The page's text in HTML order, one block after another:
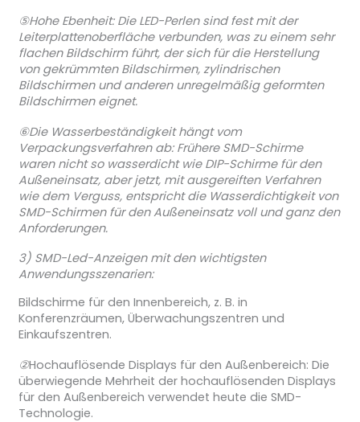
⑤Hohe Ebenheit: Die LED-Perlen sind fest mit der
Leiterplattenoberfläche verbunden, was zu einem sehr
flachen Bildschirm führt, der sich für die Herstellung
von gekrümmten Bildschirmen, zylindrischen
Bildschirmen und anderen unregelmäßig geformten
Bildschirmen eignet.
⑥Die Wasserbeständigkeit hängt vom
Verpackungsverfahren ab: Frühere SMD-Schirme
waren nicht so wasserdicht wie DIP-Schirme für den
Außeneinsatz, aber jetzt, mit ausgereiften Verfahren
wie dem Verguss, entspricht die Wasserdichtigkeit von
SMD-Schirmen für den Außeneinsatz voll und ganz den
Anforderungen.
3) SMD-Led-Anzeigen mit den wichtigsten
Anwendungsszenarien:
Bildschirme für den Innenbereich, z. B. in
Konferenzräumen, Überwachungszentren und
Einkaufszentren.
②Hochauflösende Displays für den Außenbereich: Die
überwiegende Mehrheit der hochauflösenden Displays
für den Außenbereich verwendet heute die SMD-
Technologie.